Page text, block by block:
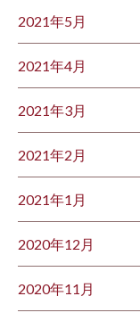
2021年5月
2021年4月
2021年3月
2021年2月
2021年1月
2020年12月
2020年11月